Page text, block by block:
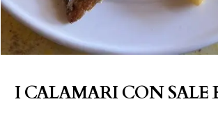
I CALAMARI CON SALE